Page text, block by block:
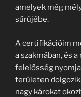
amelyek még
sűrűjébe.
A certifikációim
a szakmában, és
felelősség
területen
nagy károkat